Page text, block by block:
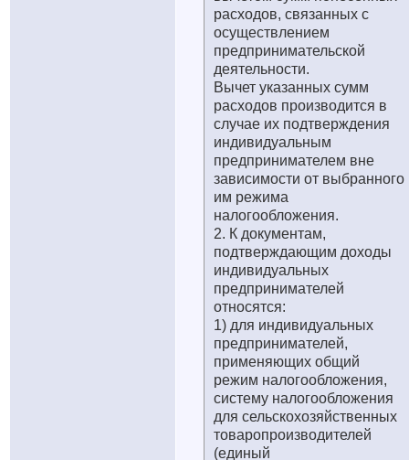
расходов, связанных с
осуществлением
предпринимательской
деятельности.
Вычет указанных сумм
расходов производится в
случае их подтверждения
индивидуальным
предпринимателем вне
зависимости от выбранного
им режима
налогообложения.
2. К документам,
подтверждающим доходы
индивидуальных
предпринимателей
относятся:
1) для индивидуальных
предпринимателей,
применяющих общий
режим налогообложения,
систему налогообложения
для сельскохозяйственных
товаропроизводителей
(единый